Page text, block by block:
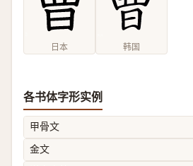
日本 韩国
各书体字形实例
甲骨文
金文